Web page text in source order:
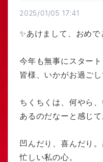
2025/01/05 17:41
✨あけまして、おめで
今年も無事にスタート
皆様、いかがお過ご
ちくちくは、何やら
あるのだなーと感じて
凹んだり、喜んだり。
忙しい私の心。